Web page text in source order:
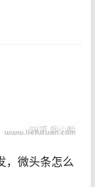
，微头条怎么